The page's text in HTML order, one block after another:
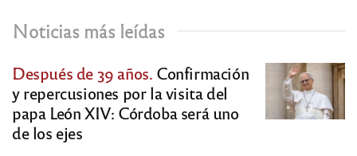
Noticias más leídas
Después de 39 años. Confirmación
y repercusiones por la visita del
papa León XIV: Córdoba será uno
de los ejes